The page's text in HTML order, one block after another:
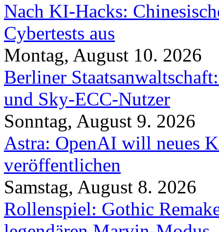
Nach KI-Hacks:
Cybertests aus
Montag, August 10. 2026
Berliner
und Sky-ECC-Nutzer
Sonntag, August 9. 2026
Astra: OpenAI will neues
veröffentlichen
Samstag, August 8. 2026
Rollenspiel: Gothic